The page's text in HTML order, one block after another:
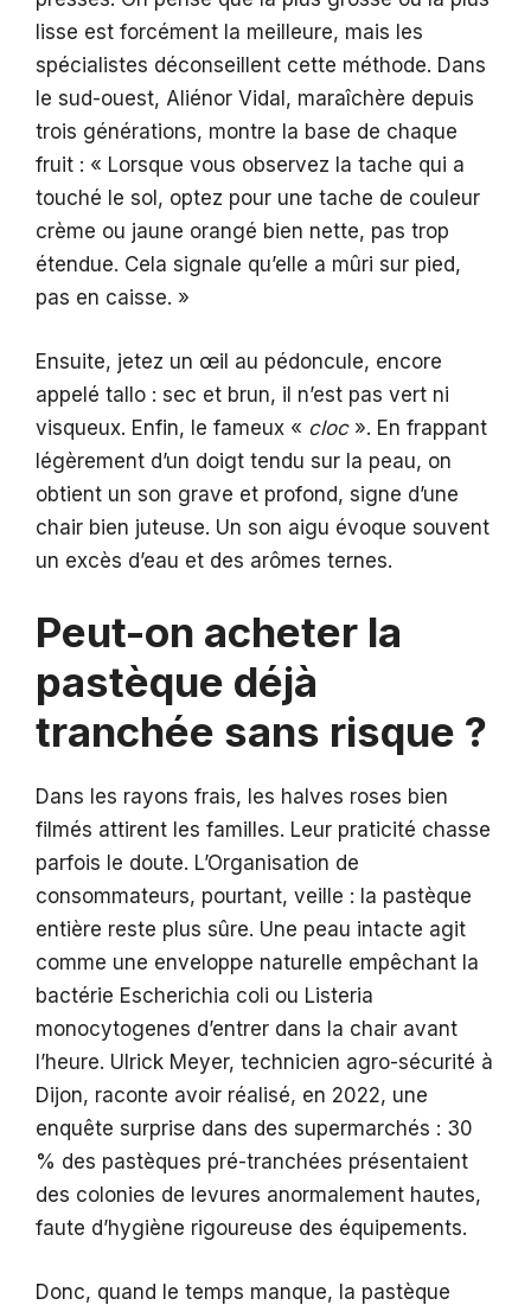
lisse est forcément la meilleure, mais les
spécialistes déconseillent cette méthode. Dans
le sud-ouest, Aliénor Vidal, maraîchère depuis
trois générations, montre la base de chaque
fruit : « Lorsque vous observez la tache qui a
touché le sol, optez pour une tache de couleur
crème ou jaune orangé bien nette, pas trop
étendue. Cela signale qu’elle a mûri sur pied,
pas en caisse. »
Ensuite, jetez un œil au pédoncule, encore
appelé tallo : sec et brun, il n’est pas vert ni
visqueux. Enfin, le fameux « cloc». En frappant
légèrement d’un doigt tendu sur la peau, on
obtient un son grave et profond, signe d’une
chair bien juteuse. Un son aigu évoque souvent
un excès d’eau et des arômes ternes.
Peut-on acheter la
pastèque déjà
tranchée sans risque ?
Dans les rayons frais, les halves roses bien
filmés attirent les familles. Leur praticité chasse
parfois le doute. L’Organisation de
consommateurs, pourtant, veille : la pastèque
entière reste plus sûre. Une peau intacte agit
comme une enveloppe naturelle empêchant la
bactérie Escherichia coli ou Listeria
monocytogenes d’entrer dans la chair avant
l’heure. Ulrick Meyer, technicien agro-sécurité à
Dijon, raconte avoir réalisé, en 2022, une
enquête surprise dans des supermarchés : 30
% des pastèques pré-tranchées présentaient
des colonies de levures anormalement hautes,
faute d’hygiène rigoureuse des équipements.
Donc, quand le temps manque, la pastèque